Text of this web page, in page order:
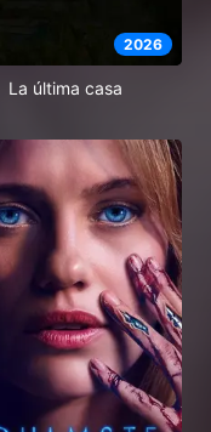
2026
La última casa